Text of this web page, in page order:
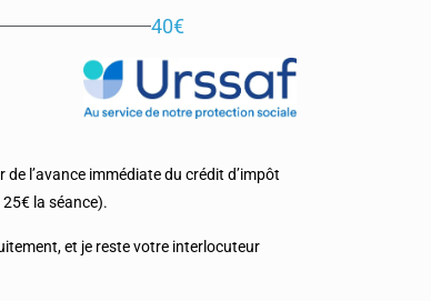
40€
l’avance immédiate du crédit d’impôt
la séance).
et je reste votre interlocuteur